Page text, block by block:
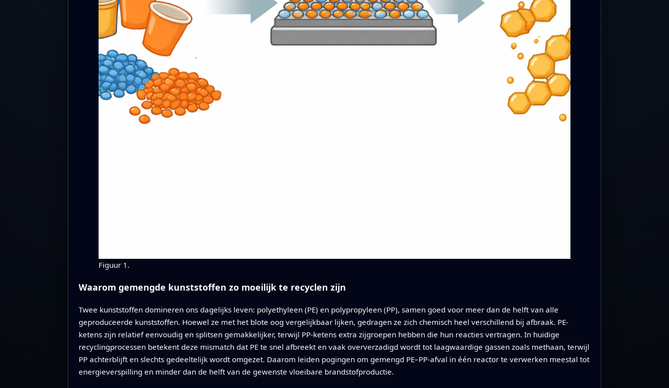
Figuur 1.
Waarom gemengde kunststoffen zo moeilijk te recyclen zijn
Twee kunststoffen domineren ons dagelijks leven: polyethyleen (PE) en polypropyleen (PP), samen goed voor meer dan de helft van alle
geproduceerde kunststoffen. Hoewel ze met het blote oog vergelijkbaar lijken, gedragen ze zich chemisch heel verschillend bij afbraak. PE-
ketens zijn relatief eenvoudig en splitsen gemakkelijker, terwijl PP-ketens extra zijgroepen hebben die hun reacties vertragen. In huidige
recyclingprocessen betekent deze mismatch dat PE te snel afbreekt en vaak oververzadigd wordt tot laagwaardige gassen zoals methaan, terwijl
PP achterblijft en slechts gedeeltelijk wordt omgezet. Daarom leiden pogingen om gemengd PE–PP-afval in één reactor te verwerken meestal tot
energieverspilling en minder dan de helft van de gewenste vloeibare brandstofproductie.